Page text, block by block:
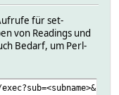
für set-
von Readings und
Bedarf, um Perl-